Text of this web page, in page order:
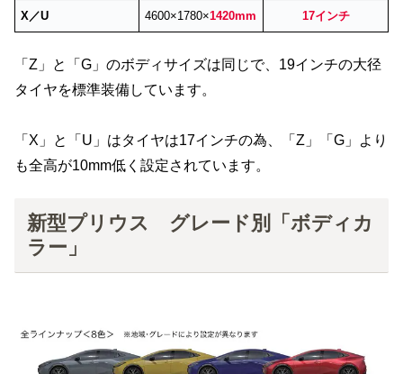
X／U 4600×1780×1420mm 17インチ
「Z」と「G」のボディサイズは同じで、19インチの大径
タイヤを標準装備しています。
「X」と「U」はタイヤは17インチの為、「Z」「G」より
も全高が10mm低く設定されています。
新型プリウス グレード別「ボディカ
ラー」